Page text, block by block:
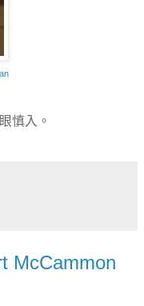
慎入。
McCammon